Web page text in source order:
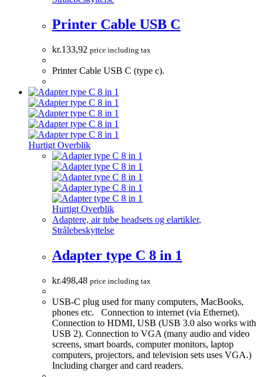
Printer Cable USB C
kr.133,92 price including tax
Printer Cable USB C (type c).
Hurtigt Overblik
Hurtigt Overblik
Adaptere, air tube headsets og elartikler,
Strålebeskyttelse
Adapter type C 8 in 1
kr.498,48 price including tax
USB-C plug used for many computers, MacBooks,
phones etc. Connection to internet (via Ethernet).
Connection to HDMI, USB (USB 3.0 also works with
USB 2). Connection to VGA (many audio and video
screens, smart boards, computer monitors, laptop
computers, projectors, and television sets uses VGA.)
Including charger and card readers.